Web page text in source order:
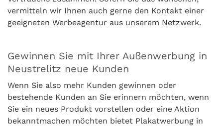
vermitteln wir Ihnen auch gerne den Kontakt einer
geeigneten Werbeagentur aus unserem Netzwerk.
Gewinnen Sie mit Ihrer Außenwerbung in
Neustrelitz neue Kunden
Wenn Sie also mehr Kunden gewinnen oder
bestehende Kunden an Sie erinnern möchten, wenn
Sie ein neues Produkt vorstellen oder eine Aktion
bekanntmachen möchten bietet Plakatwerbung in